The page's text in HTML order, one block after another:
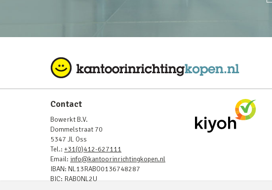
Contact
Bowerkt B.V.
Dommelstraat 70
5347 JL Oss
Tel.: +31(0)412-627111
Email: info@kantoorinrichtingkopen.nl
IBAN: NL13RABO0136748287
BIC: RABONL2U